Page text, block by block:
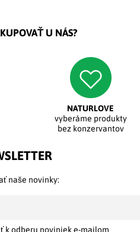
U NÁS?
NATURLOVE
vyberáme produkty
bez konzervantov
naše novinky:
k odberu noviniek e-mailom